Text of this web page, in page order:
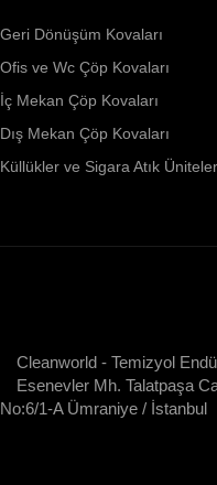
Geri Dönüşüm Kovaları
Ofis ve Wc Çöp Kovaları
İç Mekan Çöp Kovaları
Dış Mekan Çöp Kovaları
Küllükler ve Sigara Atık
Cleanworld - Temizyol
Esenevler Mh. Talatpaşa
No:6/1-A Ümraniye / İstanbul